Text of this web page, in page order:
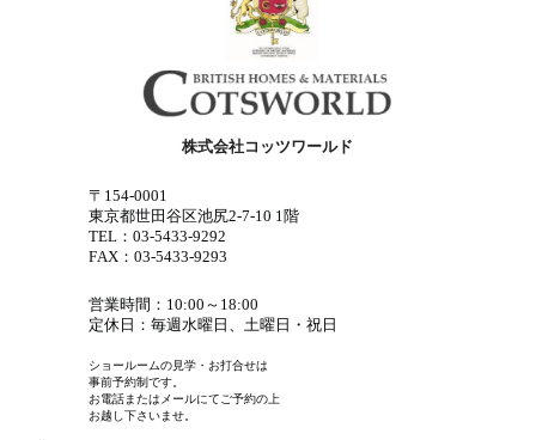
株式会社コッツワールド
〒154-0001
東京都世田谷区池尻2-7-10 1階
TEL：03-5433-9292
FAX：03-5433-9293
営業時間：10:00～18:00
定休日：毎週水曜日、土曜日・祝日
ショールームの見学・お打合せは
事前予約制です。
お電話またはメールにてご予約の上
お越し下さいませ。